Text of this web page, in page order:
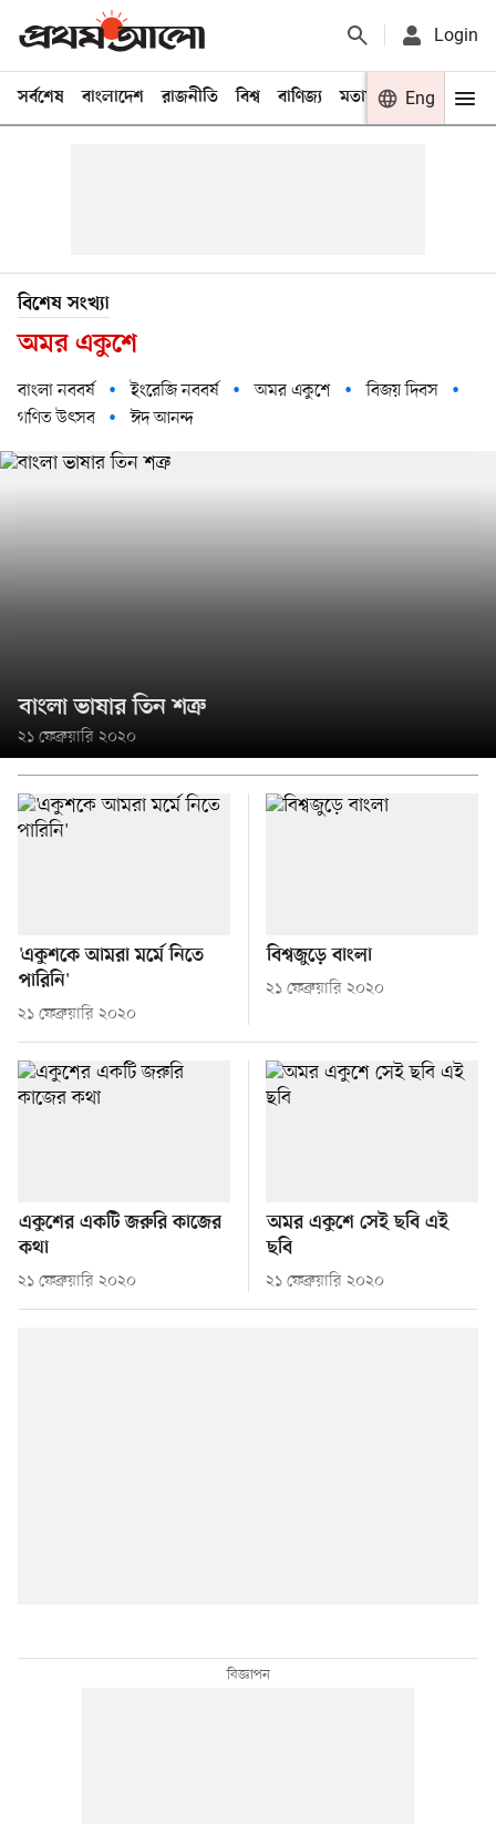
Login
সর্বশেষ বাংলাদেশ রাজনীতি বিশ্ব বাণিজ্য মতামত খেলা
Eng
বিশেষ সংখ্যা
অমর একুশে
বাংলা নববর্ষ ইংরেজি নববর্ষ অমর একুশে
বিজয় দিবস
গণিত উৎসব
ঈদ আনন্দ
বাংলা ভাষার তিন শত্রু
২১ ফেব্রুয়ারি ২০২০
'একুশকে আমরা মর্মে নিতে
পারিনি'
২১ ফেব্রুয়ারি ২০২০
বিশ্বজুড়ে বাংলা
২১ ফেব্রুয়ারি ২০২০
একুশের একটি জরুরি কাজের
কথা
২১ ফেব্রুয়ারি ২০২০
অমর একুশে সেই ছবি এই
ছবি
২১ ফেব্রুয়ারি ২০২০